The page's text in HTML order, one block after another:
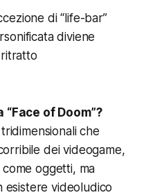
di “life-bar”
diviene
of Doom”?
che
dei videogame,
oggetti, ma
esistere videoludico